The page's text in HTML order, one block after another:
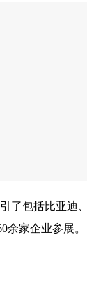
了包括比亚迪
家企业参展。